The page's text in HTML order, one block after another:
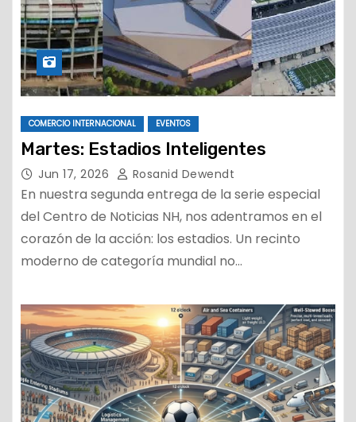
COMERCIO INTERNACIONAL EVENTOS
Martes: Estadios Inteligentes
Jun 17, 2026 Rosanid Dewendt
En nuestra segunda entrega de la serie especial
del Centro de Noticias NH, nos adentramos en el
corazón de la acción: los estadios. Un recinto
moderno de categoría mundial no…